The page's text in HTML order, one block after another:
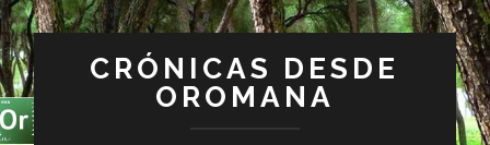
CRÓNICAS DESDE
OROMANA